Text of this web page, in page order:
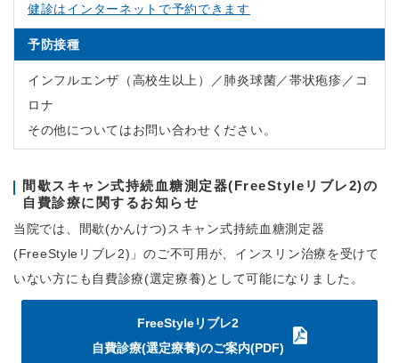
健診はインターネットで予約できます
予防接種
インフルエンザ（高校生以上）／肺炎球菌／帯状疱疹／コ
ロナ
その他についてはお問い合わせください。
間歇スキャン式持続血糖測定器(FreeStyleリブレ2)の
自費診療に関するお知らせ
当院では、間歇(かんけつ)スキャン式持続血糖測定器
(FreeStyleリブレ2)」のご不可用が、インスリン治療を受けて
いない方にも自費診療(選定療養)として可能になりました。
FreeStyleリブレ2
自費診療(選定療養)のご案内(PDF)